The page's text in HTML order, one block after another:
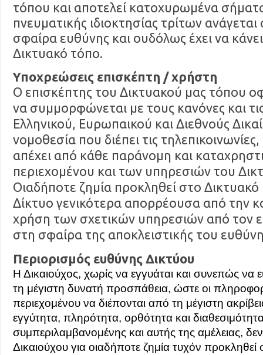
τόπου και αποτελεί κατοχυρωμένα
πνευματικής ιδιοκτησίας τρίτων
σφαίρα ευθύνης και ουδόλως έχει να
Δικτυακό τόπο.
Υποχρεώσεις επισκέπτη / χρήστη
Ο επισκέπτης του Δικτυακού μας τόπου
να συμμορφώνεται με τους κανόνες και
Ελληνικού, Ευρωπαικού και Διεθνούς
νομοθεσία που διέπει τις
απέχει από κάθε παράνομη και
περιεχομένου και των υπηρεσιών του
Οιαδήποτε ζημία προκληθεί στο
Δίκτυο γενικότερα απορρέουσα από την
χρήση των σχετικών υπηρεσιών από τον
στη σφαίρα της αποκλειστικής του
Περιορισμός ευθύνης Δικτύου
Η Δικαιούχος, χωρίς να εγγυάται και συνεπώς να
τη μέγιστη δυνατή προσπάθεια, ώστε οι
περιεχομένου να διέπονται από τη μέγιστη
εγγύτητα, πληρότητα, ορθότητα και
συμπεριλαμβανομένης και αυτής της αμέλειας,
Δικαιούχου για οιαδήποτε ζημία τυχόν προκληθεί